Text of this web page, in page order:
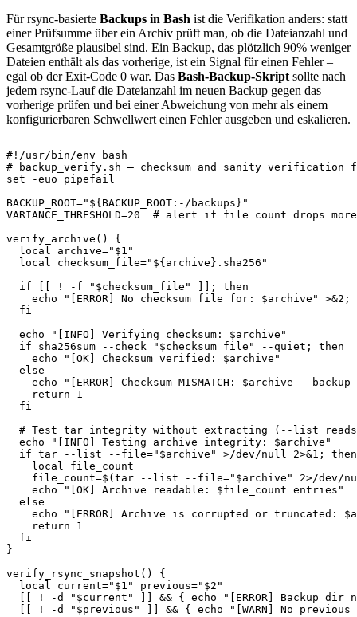
Für rsync-basierte Backups in Bash ist die Verifikation anders: statt
einer Prüfsumme über ein Archiv prüft man, ob die Dateianzahl und
Gesamtgröße plausibel sind. Ein Backup, das plötzlich 90% weniger
Dateien enthält als das vorherige, ist ein Signal für einen Fehler –
egal ob der Exit-Code 0 war. Das Bash-Backup-Skript sollte nach
jedem rsync-Lauf die Dateianzahl im neuen Backup gegen das
vorherige prüfen und bei einer Abweichung von mehr als einem
konfigurierbaren Schwellwert einen Fehler ausgeben und eskalieren.
#!/usr/bin/env bash
# backup_verify.sh — checksum and sanity verification
set
-euo pipefail
BACKUP_ROOT=" ${BACKUP_ROOT :- / backups} "
VARIANCE_THRESHOLD=20
# alert if file count drops more
verify_archive ( )
{
local
archive=" $1 "
local
checksum_file=" ${archive} .sha256"
if
! -f " $checksum_file " ;
then
echo
"[ERROR] No checksum file for: $archive " >&2 ;
fi
echo
"[INFO] Verifying checksum: $archive "
if sha256sum --check " $checksum_file " --quiet ;
then
echo
"[OK] Checksum verified: $archive "
else
echo
"[ERROR] Checksum MISMATCH: $archive — backup
return
1
fi
# Test tar integrity without extracting (--list
echo
"[INFO] Testing archive integrity: $archive "
if tar --list --file=" $archive " >/dev/null 2>&1 ;
then
local file_count
file_count=$( tar --list --file=" $archive " 2>/dev/
echo
"[OK] Archive readable: $file_count entries"
else
echo
"[ERROR] Archive is corrupted or truncated:
return
1
fi
}
verify_rsync_snapshot ( )
{
local
current=" $1 " previous=" $2 "
! -d " $current " && { echo
"[ERROR] Backup
! -d " $previous " && { echo
"[WARN] No